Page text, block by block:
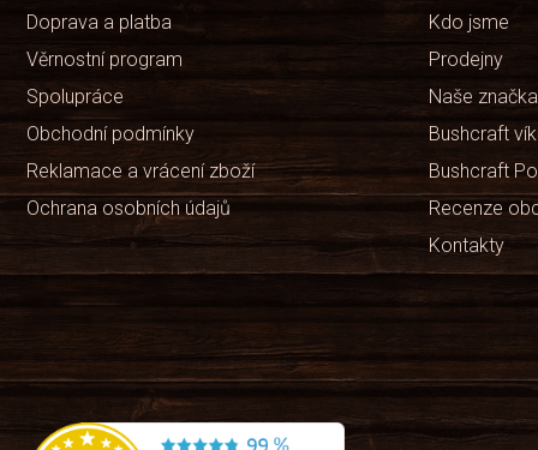
Doprava a platba
Věrnostní program
Spolupráce
Obchodní podmínky
Reklamace a vrácení zboží
Ochrana osobních údajů
Kdo jsme
Prodejny
Naše
Bushcraft
Bushcraft
Recenze
Kontakty